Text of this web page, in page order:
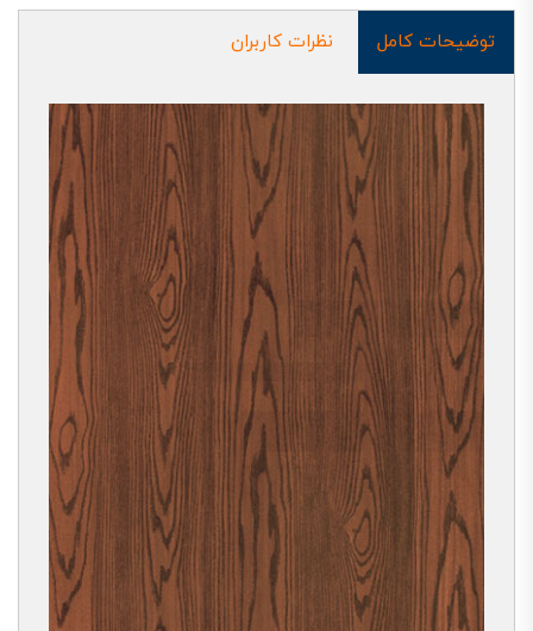
توضیحات کامل نظرات کاربران